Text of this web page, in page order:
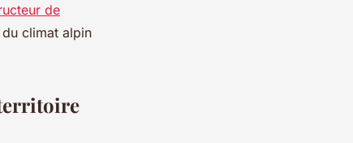
de
climat alpin